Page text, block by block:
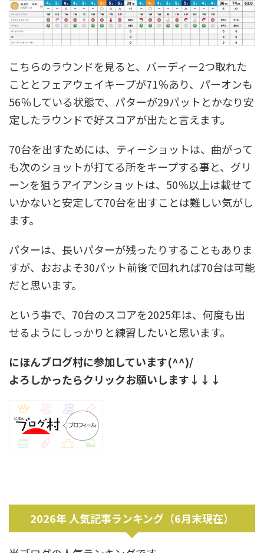
こちらのラウンドを見ると、バーディー2つ取れた
こととフェアウェイキープが71％あり、パーオンも
56％している状態で、パターが29パットとかなり安
定したラウンドで好スコアが出たと言えます。
70台を出すためには、ティーショットは、曲がって
も次のショットが打てる所をキープする事と、グリ
ーンを狙うアイアンショットは、50％以上は載せて
いかないと安定して70台を出すことは難しい気がし
ます。
パターは、長いパターが残ったりすることもありま
すが、おおよそ30パット前後で回れれば70台は可能
だと思います。
という事で、70台のスコアを2025年は、何度も出
せるようにしっかりと練習したいと思います。
にほんブログ村に参加しています(^^)/
よろしかったらクリックお願いします↓↓↓
2026年 人気記事ランキング（6月末現在）